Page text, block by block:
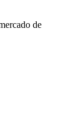
de